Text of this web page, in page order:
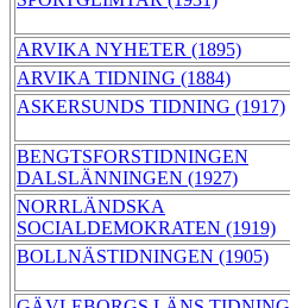
ARVIKA NYHETER (1895)
ARVIKA TIDNING (1884)
ASKERSUNDS TIDNING (1917)
BENGTSFORSTIDNINGEN
DALSLÄNNINGEN (1927)
NORRLÄNDSKA
SOCIALDEMOKRATEN (1919)
BOLLNÄSTIDNINGEN (1905)